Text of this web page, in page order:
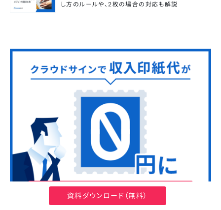
し方のルールや、2枚の場合の対応も解説
資料ダウンロード（無料）